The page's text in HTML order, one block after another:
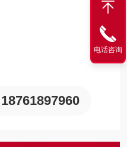
粒子，长期暴露可能增加肺癌
列为仅次于吸烟的第二大肺
18761897960
电话咨询